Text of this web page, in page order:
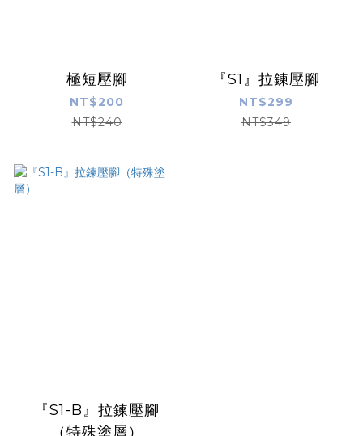
極短壓腳
NT$200
NT$240
『S1』拉鍊壓腳
NT$299
NT$349
『S1-B』拉鍊壓腳
（特殊塗層）